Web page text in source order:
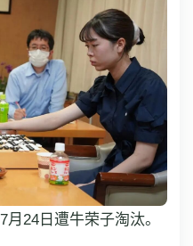
24日遭牛荣子淘汰。